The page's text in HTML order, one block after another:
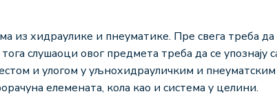
хидраулике и пнеуматике. Пре свега треба да
слушаоци овог предмета треба да се упознају
и улогом у уљнохидрауличким и пнеуматским
елемената, кола као и система у целини.